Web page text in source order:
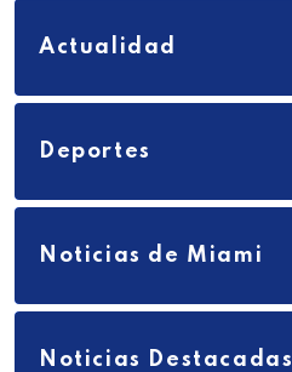
Actualidad
Deportes
Noticias de Miami
Noticias Destacadas